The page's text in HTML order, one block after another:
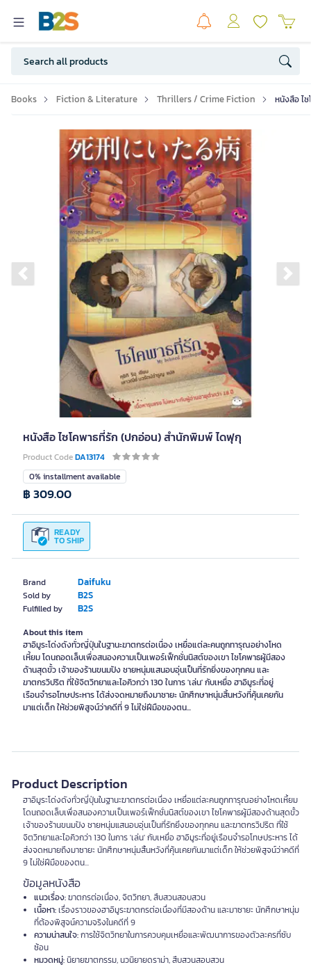
Books Fiction & Literature Thrillers / Crime Fiction หนังสือ ไ
Previous slide
หนังสือ ไซโคพาธที่รัก (ปกอ่อน) สำนักพิมพ์ ไดฟุกุ
Product CodeDA13174
Brand Daifuku
Sold by B2S
Fulfilled by B2S
0% installment available
READY
TO SHIP
฿ 309.00
About this item
ฮาอิมูระโด่งดังทั่วญี่ปุ่นในฐานะฆาตกรต่อเนื่อง เหยื่อแต่ละคนถูกทารุณอย่างโหด
เหี้ยม โดนถอดเล็บเพื่อสนองความเป็นเพอร์เฟ็กชั่นนิสต์ของเขา ไซโคพาธผู้มีสอง
ด้านสุดขั้ว เจ้าของร้านขนมปัง ชายหนุ่มแสนอบอุ่นเป็นที่รักยิ่งของทุกคน และ
ฆาตกรวิปริต ที่ใช้จิตวิทยาและไอคิวกว่า 130 ในการ 'เล่น' กับเหยื่อ ฮาอิมูระที่อยู่
เรือนจำรอโทษประหาร ได้ส่งจดหมายถึงมาซายะ นักศึกษาหนุ่มสิ้นหวังที่คุ้นเคยกัน
มาแต่เด็ก ให้ช่วยพิสูจน์ว่าคดีที่ 9 ไม่ใช่ฝีมือของตน...
Product Description
ฮาอิมูระโด่งดังทั่วญี่ปุ่นในฐานะฆาตกรต่อเนื่อง เหยื่อแต่ละคนถูกทารุณอย่างโหดเหี้ยม
โดนถอดเล็บเพื่อสนองความเป็นเพอร์เฟ็กชั่นนิสต์ของเขา ไซโคพาธผู้มีสองด้านสุดขั้ว
เจ้าของร้านขนมปัง ชายหนุ่มแสนอบอุ่นเป็นที่รักยิ่งของทุกคน และฆาตกรวิปริต ที่ใช้
จิตวิทยาและไอคิวกว่า 130 ในการ 'เล่น' กับเหยื่อ ฮาอิมูระที่อยู่เรือนจำรอโทษประหาร ได้
ส่งจดหมายถึงมาซายะ นักศึกษาหนุ่มสิ้นหวังที่คุ้นเคยกันมาแต่เด็ก ให้ช่วยพิสูจน์ว่าคดีที่
9 ไม่ใช่ฝีมือของตน...
ข้อมูลหนังสือ
แนวเรื่อง:ฆาตกรต่อเนื่อง, จิตวิทยา, สืบสวนสอบสวน
เนื้อหา:เรื่องราวของฮาอิมูระฆาตกรต่อเนื่องที่มีสองด้าน และมาซายะ นักศึกษาหนุ่ม
ที่ต้องพิสูจน์ความจริงในคดีที่ 9
ความน่าสนใจ:การใช้จิตวิทยาในการควบคุมเหยื่อและพัฒนาการของตัวละครที่ซับ
ซ้อน
หมวดหมู่:นิยายฆาตกรรม, นวนิยายดราม่า, สืบสวนสอบสวน